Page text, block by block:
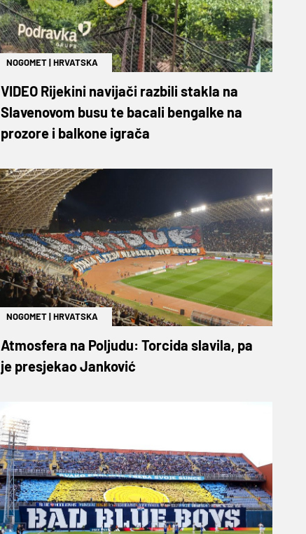
NOGOMET|HRVATSKA
VIDEO Rijekini navijači razbili stakla na
Slavenovom busu te bacali bengalke na
prozore i balkone igrača
NOGOMET|HRVATSKA
Atmosfera na Poljudu: Torcida slavila, pa
je presjekao Janković